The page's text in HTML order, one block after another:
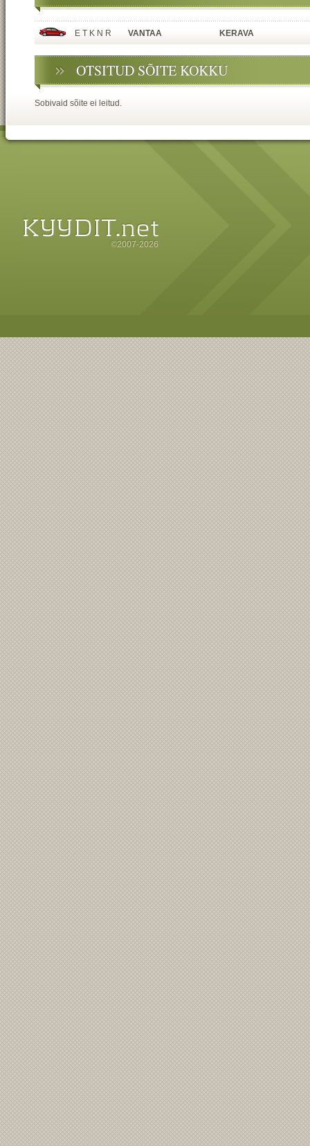
E T K N R VANTAA KERAVA
OTSITUD SÕITE KOKKU
Sobivaid sõite ei leitud.
©2007-2026